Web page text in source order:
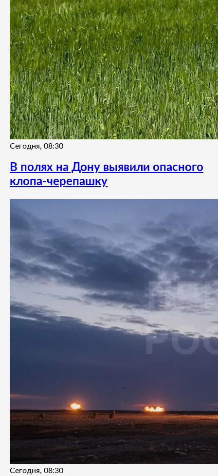
Сегодня, 08:30
В полях на Дону выявили опасного
клопа-черепашку
Сегодня, 08:30